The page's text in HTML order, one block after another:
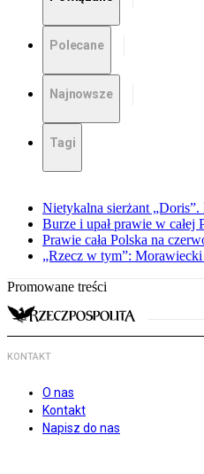
Polecane
Najnowsze
Tagi
Nietykalna sierżant
Burze i upał prawie w
Prawie cała Polska na
„Rzecz w tym”:
Promowane treści
KONTAKT
O nas
Kontakt
Napisz do nas